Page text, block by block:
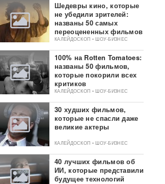
Шедевры кино, которые
не убедили зрителей:
названы 50 самых
переоцененных фильмов
КАЛЕЙДОСКОП • ШОУ-БИЗНЕС
100% на Rotten Tomatoes:
названы 50 фильмов,
которые покорили всех
критиков
КАЛЕЙДОСКОП • ШОУ-БИЗНЕС
30 худших фильмов,
которые не спасли даже
великие актеры
КАЛЕЙДОСКОП • ШОУ-БИЗНЕС
40 лучших фильмов об
ИИ, которые представили
будущее технологий